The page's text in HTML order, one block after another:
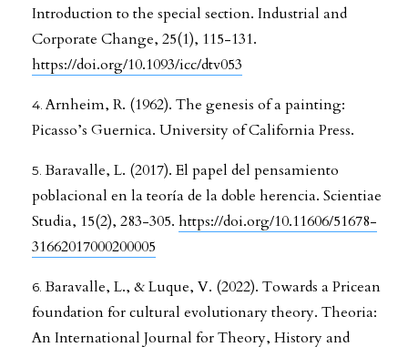
Introduction to the special section. Industrial and
Corporate Change, 25(1), 115-131.
https://doi.org/10.1093/icc/dtv053
Arnheim, R. (1962). The genesis of a painting:
Picasso’s Guernica. University of California Press.
Baravalle, L. (2017). El papel del pensamiento
poblacional en la teoría de la doble herencia. Scientiae
Studia, 15(2), 283-305. https://doi.org/10.11606/51678-
31662017000200005
Baravalle, L., & Luque, V. (2022). Towards a Pricean
foundation for cultural evolutionary theory. Theoria:
An International Journal for Theory, History and